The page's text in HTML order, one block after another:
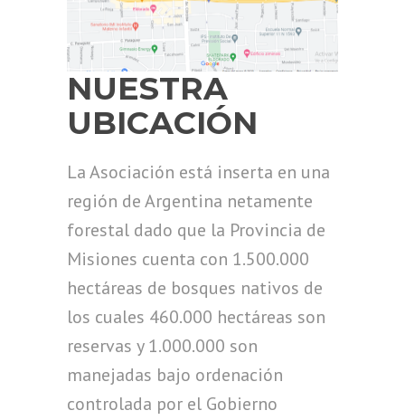
NUESTRA
UBICACIÓN
La Asociación está inserta en una
región de Argentina netamente
forestal dado que la Provincia de
Misiones cuenta con 1.500.000
hectáreas de bosques nativos de
los cuales 460.000 hectáreas son
reservas y 1.000.000 son
manejadas bajo ordenación
controlada por el Gobierno